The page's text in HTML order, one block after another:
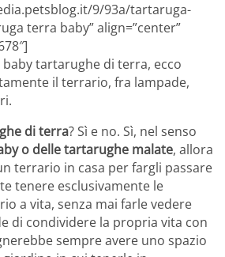
9/93a/tartaruga-
terra baby” align=”center”
baby tartarughe di terra, ecco
il terrario, fra lampade,
di terra? Sì e no. Sì, nel senso
o delle tartarughe malate, allora
terrario in casa per fargli passare
tenere esclusivamente le
a vita, senza mai farle vedere
di condividere la propria vita con
sempre avere uno spazio